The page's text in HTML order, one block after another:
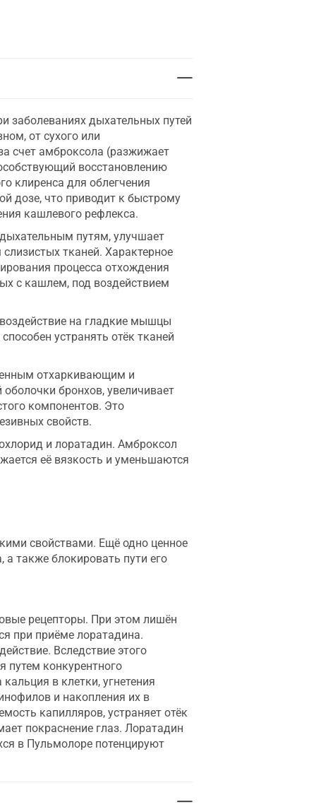
дыхательных путей
от сухого или
счет амброксола (разжижает
восстановлению
клиренса для облегчения
дозе, что приводит к быстрому
кашлевого рефлекса.
путям, улучшает
тканей. Характерное
процесса отхождения
с кашлем, под воздействием
на гладкие мышцы
устранять отёк тканей
отхаркивающим и
бронхов, увеличивает
компонентов. Это
свойств.
и лоратадин. Амброксол
её вязкость и уменьшаются
свойствами. Ещё одно ценное
также блокировать пути его
рецепторы. При этом лишён
при приёме лоратадина.
Вследствие этого
путем конкурентного
в клетки, угнетения
и накопления их в
капилляров, устраняет отёк
покраснение глаз. Лоратадин
в Пульмолоре потенцируют